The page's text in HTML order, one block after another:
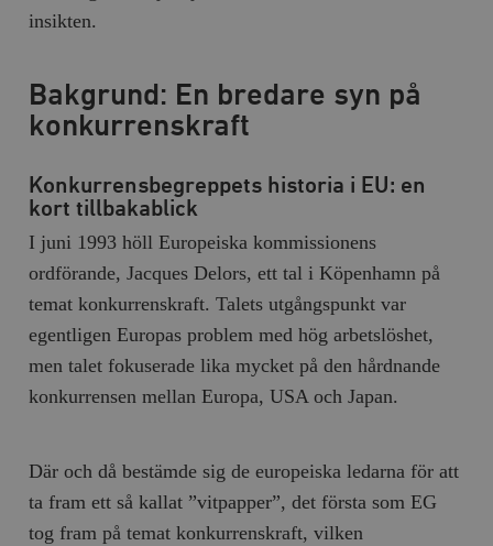
insikten.
Bakgrund: En bredare syn på
konkurrenskraft
Konkurrensbegreppets historia i EU: en
kort tillbakablick
I juni 1993 höll Europeiska kommissionens
ordförande, Jacques Delors, ett tal i Köpenhamn på
temat konkurrenskraft. Talets utgångspunkt var
egentligen Europas problem med hög arbetslöshet,
men talet fokuserade lika mycket på den hårdnande
konkurrensen mellan Europa, USA och Japan.
Där och då bestämde sig de europeiska ledarna för att
ta fram ett så kallat ”vitpapper”, det första som EG
tog fram på temat konkurrenskraft, vilken